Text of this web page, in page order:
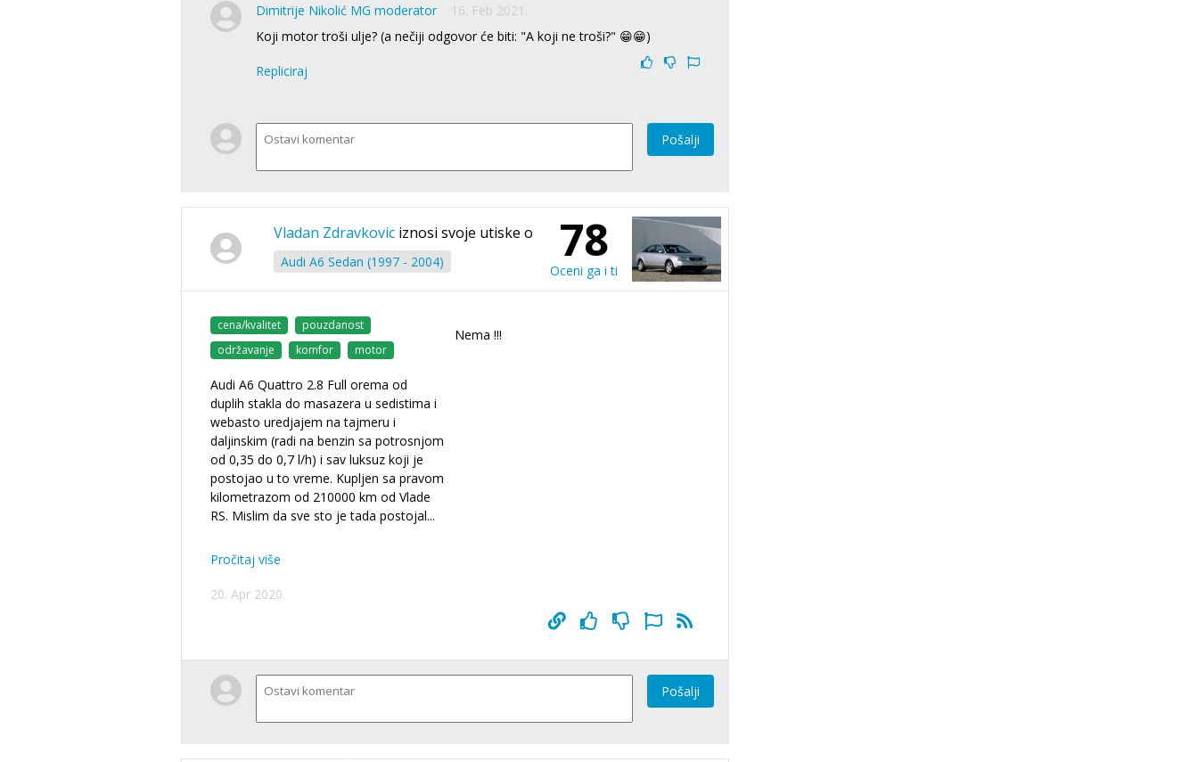
Dimitrije Nikolić MG moderator
16. Feb 2021.
Koji motor troši ulje? (a nečiji odgovor će biti: "A koji ne troši?" 😁😁)
Repliciraj
Pošalji
Vladan Zdravkovic iznosi svoje utiske o
Audi A6 Sedan (1997 - 2004) 78
Oceni ga i ti
cena/kvalitet
pouzdanost
održavanje
komfor motor
Audi A6 Quattro 2.8 Full orema od
duplih stakla do masazera u sedistima i
webasto uredjajem na tajmeru i
daljinskim (radi na benzin sa potrosnjom
od 0,35 do 0,7 l/h) i sav luksuz koji je
postojao u to vreme. Kupljen sa pravom
kilometrazom od 210000 km od Vlade
RS. Mislim da sve sto je tada postojal...
Nema !!!
Pročitaj više
20. Apr 2020.
Pošalji